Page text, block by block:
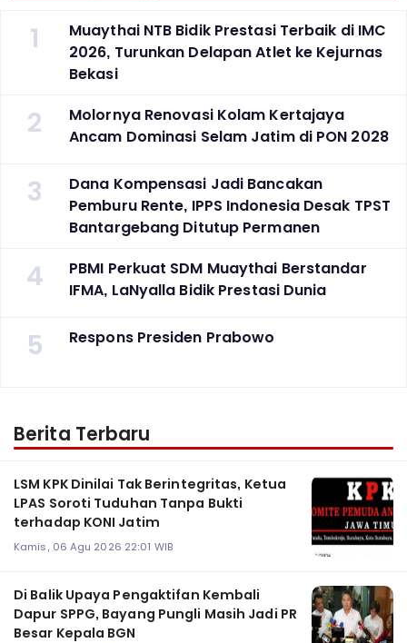
1
Muaythai NTB Bidik Prestasi Terbaik di IMC
2026, Turunkan Delapan Atlet ke Kejurnas
Bekasi
2
Molornya Renovasi Kolam Kertajaya
Ancam Dominasi Selam Jatim di PON 2028
3
Dana Kompensasi Jadi Bancakan
Pemburu Rente, IPPS Indonesia Desak TPST
Bantargebang Ditutup Permanen
4
PBMI Perkuat SDM Muaythai Berstandar
IFMA, LaNyalla Bidik Prestasi Dunia
5 Respons Presiden Prabowo
Berita Terbaru
LSM KPK Dinilai Tak Berintegritas, Ketua
LPAS Soroti Tuduhan Tanpa Bukti
terhadap KONI Jatim
Kamis, 06 Agu 2026 22:01 WIB
Di Balik Upaya Pengaktifan Kembali
Dapur SPPG, Bayang Pungli Masih Jadi PR
Besar Kepala BGN